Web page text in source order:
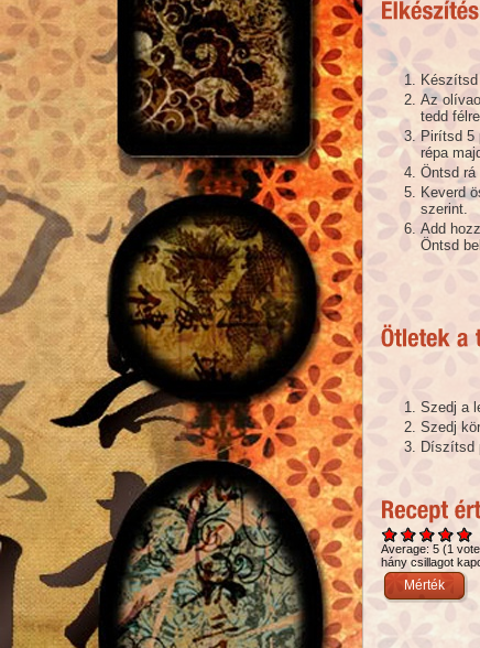
Az
tedd
Pirítsd 5
répa
Öntsd rá
Keverd
szerint.
Add
Öntsd
Szedj a
Szedj
Díszítsd
Average: 5 (1
hány csillagot